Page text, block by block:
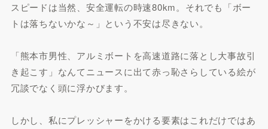
スピードは当然、安全運転の時速80km。それでも「ボー
トは落ちないかな～」という不安は尽きない。
「熊本市男性、アルミボートを高速道路に落とし大事故引
き起こす」なんてニュースに出て赤っ恥さらしている絵が
冗談でなく頭に浮かびます。
しかし、私にプレッシャーをかける要素はこれだけではあ